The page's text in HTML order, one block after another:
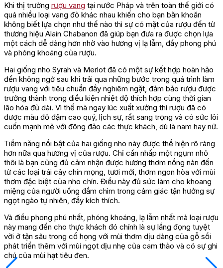
Khi thị trường rượu vang tại nước Pháp và trên toàn thế giới có
quá nhiều loại vang đỏ khác nhau khiến cho bạn băn khoăn
không biết lựa chọn như thế nào thì sự có mặt của rượu đến từ
thương hiệu Alain Chabanon đã giúp bạn đưa ra được chọn lựa
một cách dễ dàng hơn nhờ vào hương vị lạ lẫm, đầy phong phú
và phóng khoáng của rượu.
Hai giống nho Syrah và Merlot đã có một sự kết hợp hoàn hảo
đến không ngờ sau khi trải qua những bước trong quá trình làm
rượu vang với tiêu chuẩn đầy nghiêm ngặt, đảm bảo rượu được
trưởng thành trong điều kiện nhiệt độ thích hợp cùng thời gian
lão hóa đủ dài. Vì thế mà ngay lúc xuất xưởng thì rượu đã có
được màu đỏ đậm cao quý, lịch sự, rất sang trọng và có sức lôi
cuốn mạnh mẽ với đông đảo các thực khách, dù là nam hay nữ.
Tiềm năng nổi bật của hai giống nho này được thể hiện rõ ràng
hơn nữa qua hương vị của rượu. Chỉ cần nhấp một ngụm nhỏ
thôi là bạn cũng đủ cảm nhận được hương thơm nồng nàn đến
từ các loại trái cây chín mọng, tươi mới, thơm ngon hòa với mùi
thơm đặc biệt của nho chín. Điều này đủ sức làm cho khoang
miệng của người uống đắm chìm trong cảm giác tận hưởng sự
ngọt ngào tự nhiên, đầy kích thích.
Và điều phong phú nhất, phóng khoáng, lạ lẫm nhất mà loại rượu
này mang đến cho thực khách đó chính là sự lắng đọng tuyệt
vời ở tận sâu trong cổ họng với mùi thơm dịu dàng của gỗ sồi
phát triển thêm với mùi ngọt dịu nhẹ của cam thảo và có sự ghi
chú của mùi hạt tiêu đen.